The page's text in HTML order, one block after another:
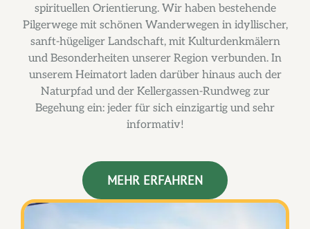
spirituellen Orientierung. Wir haben bestehende
Pilgerwege mit schönen Wanderwegen in idyllischer,
sanft-hügeliger Landschaft, mit Kulturdenkmälern
und Besonderheiten unserer Region verbunden. In
unserem Heimatort laden darüber hinaus auch der
Naturpfad und der Kellergassen-Rundweg zur
Begehung ein: jeder für sich einzigartig und sehr
informativ!
MEHR ERFAHREN